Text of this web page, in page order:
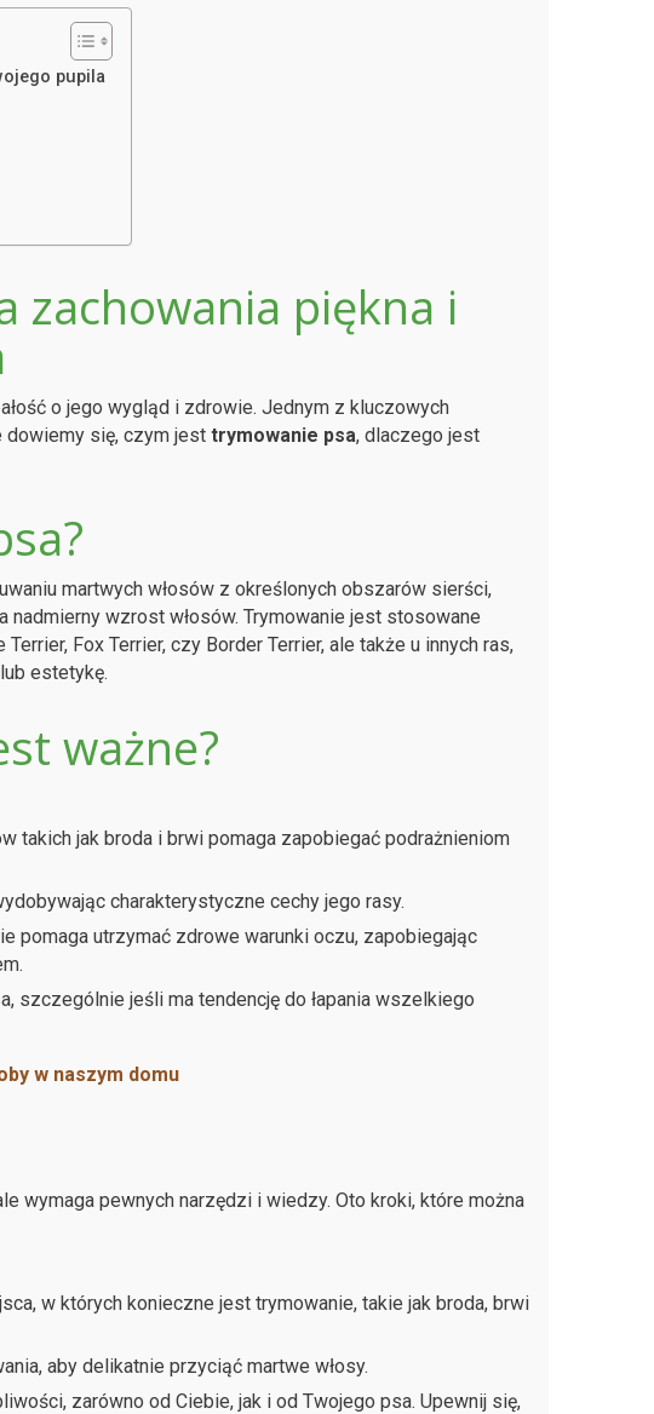
pupila
zachowania piękna i
o jego wygląd i zdrowie. Jednym z kluczowych
dowiemy się, czym jest trymowanie psa, dlaczego jest
martwych włosów z określonych obszarów sierści,
nadmierny wzrost włosów. Trymowanie jest stosowane
Fox Terrier, czy Border Terrier, ale także u innych ras,
estetykę.
ważne?
takich jak broda i brwi pomaga zapobiegać podrażnieniom
charakterystyczne cechy jego rasy.
pomaga utrzymać zdrowe warunki oczu, zapobiegając
szczególnie jeśli ma tendencję do łapania wszelkiego
w naszym domu
wymaga pewnych narzędzi i wiedzy. Oto kroki, które można
w których konieczne jest trymowanie, takie jak broda, brwi
aby delikatnie przyciąć martwe włosy.
zarówno od Ciebie, jak i od Twojego psa. Upewnij się,